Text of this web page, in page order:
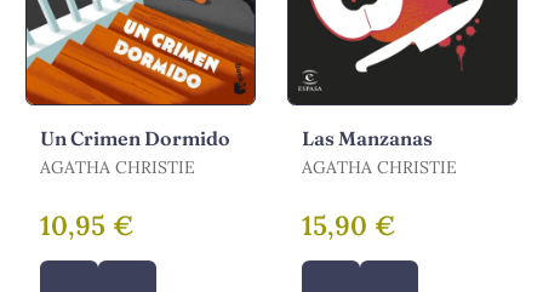
Un Crimen Dormido
AGATHA CHRISTIE
10,95 €
Las Manzanas
AGATHA CHRISTIE
15,90 €